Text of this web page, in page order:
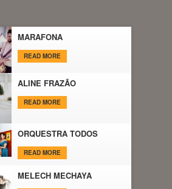
MARAFONA
READ MORE
ALINE FRAZÃO
READ MORE
ORQUESTRA TODOS
READ MORE
MELECH MECHAYA